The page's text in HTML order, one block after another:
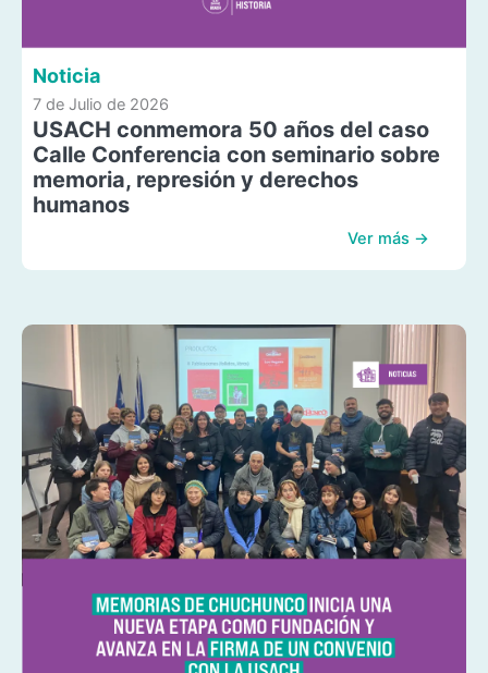
Noticia
7 de Julio de 2026
USACH conmemora 50 años del caso
Calle Conferencia con seminario sobre
memoria, represión y derechos
humanos
Ver más →